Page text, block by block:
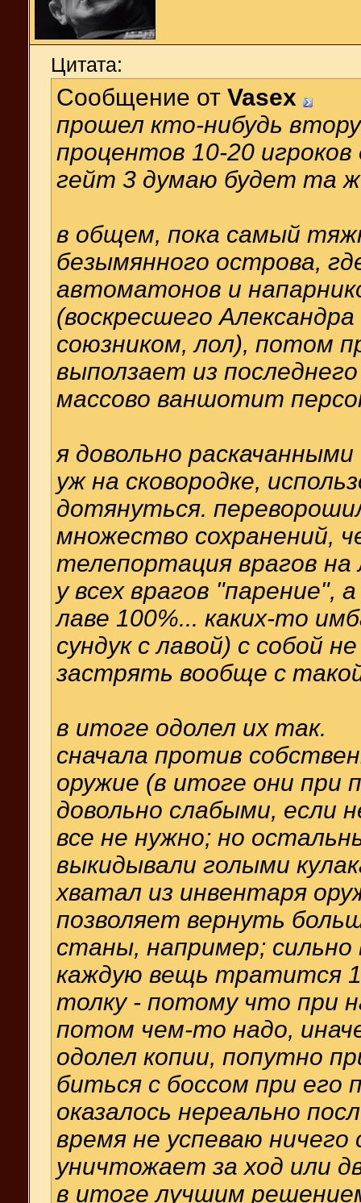
Цитата:
Сообщение от Vasex
прошел кто-нибудь
процентов 10-20
гейт 3 думаю будет та
в общем, пока самый
безымянного острова,
автоматонов и
(воскресшего
союзником, лол), потом
выползает из
массово ваншотит
я довольно
уж на сковородке,
дотянуться.
множество сохранений,
телепортация врагов
у всех врагов "парение",
лаве 100%... каких-то
сундук с лавой) с собой
застрять вообще с
в итоге одолел их так.
сначала против
оружие (в итоге они при
довольно слабыми, если
все не нужно; но
выкидывали голыми
хватал из инвентаря
позволяет вернуть
станы, например;
каждую вещь тратится
толку - потому что при
потом чем-то надо,
одолел копии, попутно
биться с боссом при его
оказалось нереально
время не успеваю ничего
уничтожает за ход или
в итоге лучшим